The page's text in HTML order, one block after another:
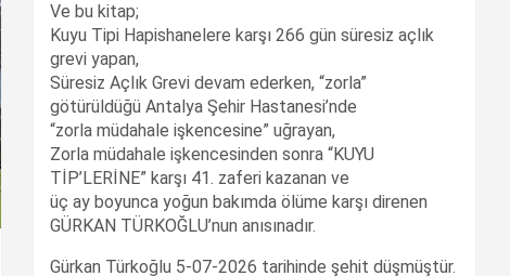
Ve bu kitap;
Kuyu Tipi Hapishanelere karşı 266 gün süresiz açlık
grevi yapan,
Süresiz Açlık Grevi devam ederken, “zorla”
götürüldüğü Antalya Şehir Hastanesi’nde
“zorla müdahale işkencesine” uğrayan,
Zorla müdahale işkencesinden sonra “KUYU
TİP’LERİNE” karşı 41. zaferi kazanan ve
üç ay boyunca yoğun bakımda ölüme karşı direnen
GÜRKAN TÜRKOĞLU’nun anısınadır.
Gürkan Türkoğlu 5-07-2026 tarihinde şehit düşmüştür.